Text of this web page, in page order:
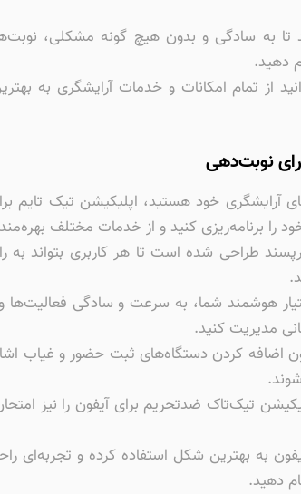
به سادگی و بدون هیچ گونه مشکلی،
از تمام امکانات و خدمات آرایشگری به
نوبت‌دهی
آرایشگری خود هستید، اپلیکیشن تیک تایم
را برنامه‌ریزی کنید و از خدمات مختلف
هوشمند شما، به سرعت و سادگی فعالیت‌ها
مدیریت کنید.
اضافه کردن دستگاه‌های ثبت حضور و غیاب
تیک‌تاک ضدتحریم برای آیفون را نیز
ایفون به بهترین شکل استفاده کرده و
دهید.